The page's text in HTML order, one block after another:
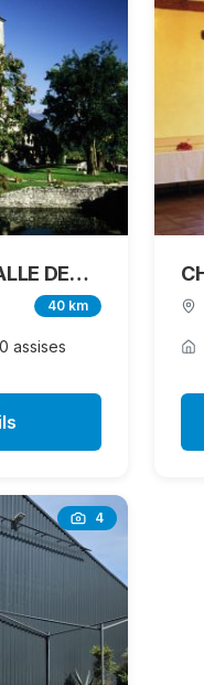
CHATEAU DE LA RIVE SALLE DES GARDE
40 km
assises
4